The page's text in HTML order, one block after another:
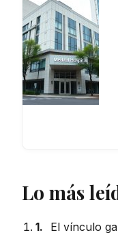
Lo más
1.
El vínculo